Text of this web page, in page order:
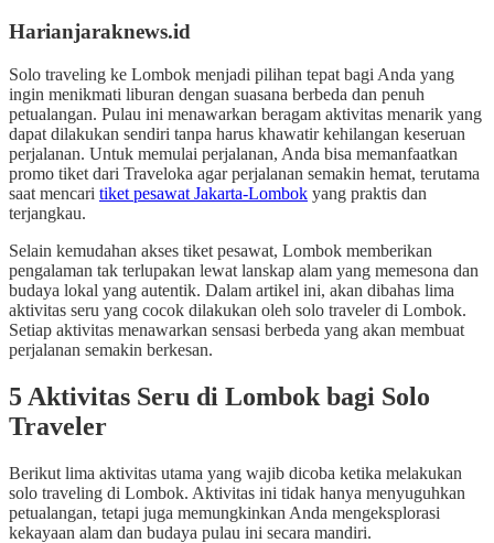
Harianjaraknews.id
Solo traveling ke Lombok menjadi pilihan tepat bagi Anda yang
ingin menikmati liburan dengan suasana berbeda dan penuh
petualangan. Pulau ini menawarkan beragam aktivitas menarik yang
dapat dilakukan sendiri tanpa harus khawatir kehilangan keseruan
perjalanan. Untuk memulai perjalanan, Anda bisa memanfaatkan
promo tiket dari Traveloka agar perjalanan semakin hemat, terutama
saat mencari tiket pesawat Jakarta-Lombok yang praktis dan
terjangkau.
Selain kemudahan akses tiket pesawat, Lombok memberikan
pengalaman tak terlupakan lewat lanskap alam yang memesona dan
budaya lokal yang autentik. Dalam artikel ini, akan dibahas lima
aktivitas seru yang cocok dilakukan oleh solo traveler di Lombok.
Setiap aktivitas menawarkan sensasi berbeda yang akan membuat
perjalanan semakin berkesan.
5 Aktivitas Seru di Lombok bagi Solo
Traveler
Berikut lima aktivitas utama yang wajib dicoba ketika melakukan
solo traveling di Lombok. Aktivitas ini tidak hanya menyuguhkan
petualangan, tetapi juga memungkinkan Anda mengeksplorasi
kekayaan alam dan budaya pulau ini secara mandiri.